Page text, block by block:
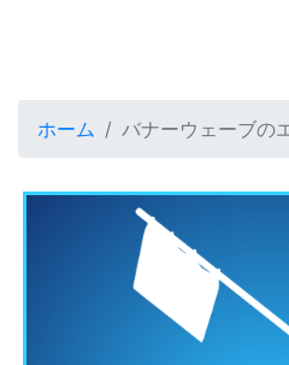
ホーム バナーウェーブの